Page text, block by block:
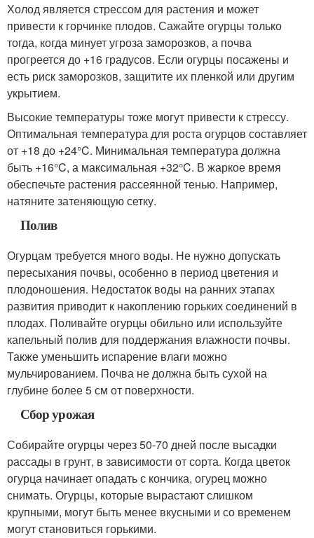
Холод является стрессом для растения и может
привести к горчинке плодов. Сажайте огурцы только
тогда, когда минует угроза заморозков, а почва
прогреется до +16 градусов. Если огурцы посажены и
есть риск заморозков, защитите их пленкой или другим
укрытием.
Высокие температуры тоже могут привести к стрессу.
Оптимальная температура для роста огурцов составляет
от +18 до +24°C. Минимальная температура должна
быть +16°C, а максимальная +32°C. В жаркое время
обеспечьте растения рассеянной тенью. Например,
натяните затеняющую сетку.
Полив
Огурцам требуется много воды. Не нужно допускать
пересыхания почвы, особенно в период цветения и
плодоношения. Недостаток воды на ранних этапах
развития приводит к накоплению горьких соединений в
плодах. Поливайте огурцы обильно или используйте
капельный полив для поддержания влажности почвы.
Также уменьшить испарение влаги можно
мульчированием. Почва не должна быть сухой на
глубине более 5 см от поверхности.
Сбор урожая
Собирайте огурцы через 50-70 дней после высадки
рассады в грунт, в зависимости от сорта. Когда цветок
огурца начинает опадать с кончика, огурец можно
снимать. Огурцы, которые вырастают слишком
крупными, могут быть менее вкусными и со временем
могут становиться горькими.